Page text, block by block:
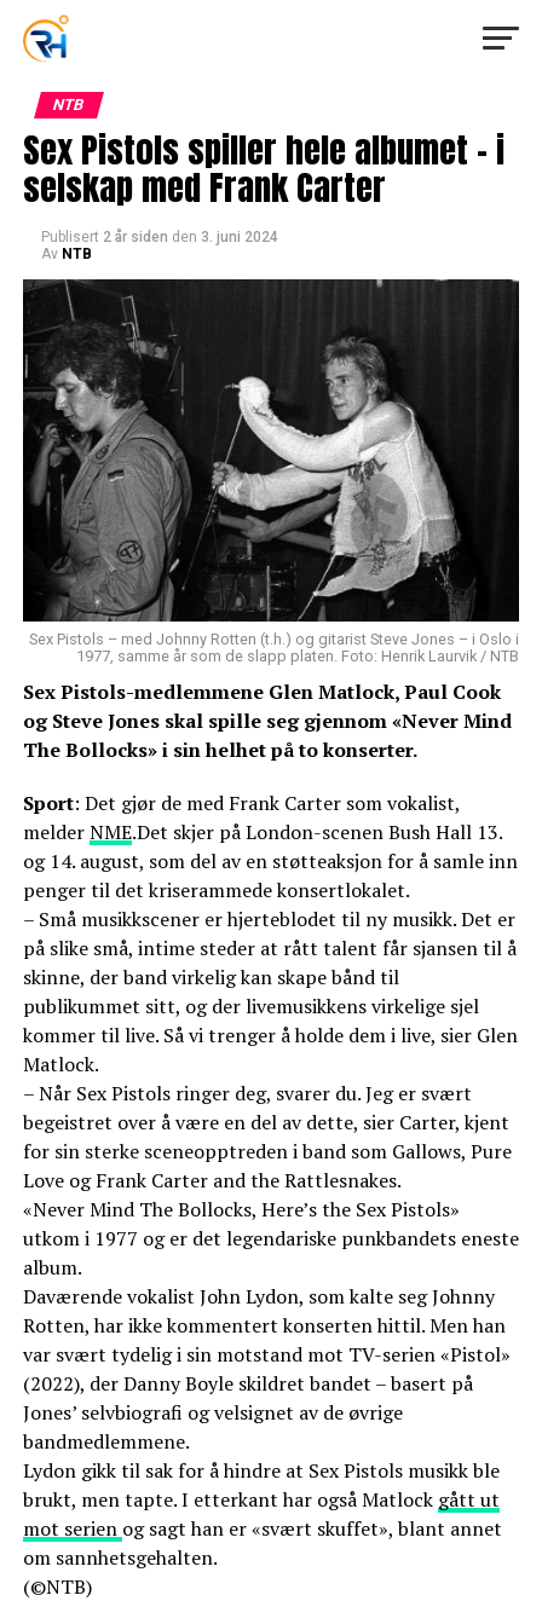
NTB
Sex Pistols spiller hele albumet – i
selskap med Frank Carter
Publisert 2 år siden den 3. juni 2024
Av NTB
Sex Pistols – med Johnny Rotten (t.h.) og gitarist Steve Jones – i Oslo i
1977, samme år som de slapp platen. Foto: Henrik Laurvik / NTB
Sex Pistols-medlemmene Glen Matlock, Paul Cook
og Steve Jones skal spille seg gjennom «Never Mind
The Bollocks» i sin helhet på to konserter.
Sport: Det gjør de med Frank Carter som vokalist,
melderNME.Det skjer på London-scenen Bush Hall 13.
og 14. august, som del av en støtteaksjon for å samle inn
penger til det kriserammede konsertlokalet.
– Små musikkscener er hjerteblodet til ny musikk. Det er
på slike små, intime steder at rått talent får sjansen til å
skinne, der band virkelig kan skape bånd til
publikummet sitt, og der livemusikkens virkelige sjel
kommer til live. Så vi trenger å holde dem i live, sier Glen
Matlock.
– Når Sex Pistols ringer deg, svarer du. Jeg er svært
begeistret over å være en del av dette, sier Carter, kjent
for sin sterke sceneopptreden i band som Gallows, Pure
Love og Frank Carter and the Rattlesnakes.
«Never Mind The Bollocks, Here’s the Sex Pistols»
utkom i 1977 og er det legendariske punkbandets eneste
album.
Daværende vokalist John Lydon, som kalte seg Johnny
Rotten, har ikke kommentert konserten hittil. Men han
var svært tydelig i sin motstand mot TV-serien «Pistol»
(2022), der Danny Boyle skildret bandet – basert på
Jones’ selvbiografi og velsignet av de øvrige
bandmedlemmene.
Lydon gikk til sak for å hindre at Sex Pistols musikk ble
brukt, men tapte. I etterkant har også Matlock gått ut
mot serien og sagt han er «svært skuffet», blant annet
om sannhetsgehalten.
(©NTB)